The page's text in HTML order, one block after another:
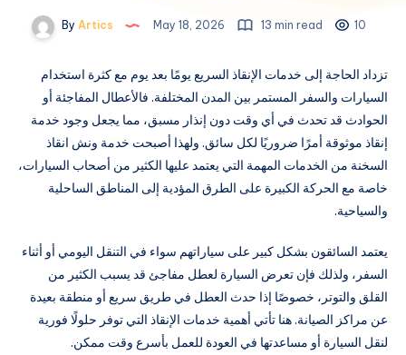
By Artics May 18, 2026 13 min read 10
تزداد الحاجة إلى خدمات الإنقاذ السريع يومًا بعد يوم مع كثرة استخدام
السيارات والسفر المستمر بين المدن المختلفة. فالأعطال المفاجئة أو
الحوادث قد تحدث في أي وقت دون إنذار مسبق، مما يجعل وجود خدمة
إنقاذ موثوقة أمرًا ضروريًا لكل سائق. ولهذا أصبحت خدمة ونش انقاذ
السخنة من الخدمات المهمة التي يعتمد عليها الكثير من أصحاب السيارات،
خاصة مع الحركة الكبيرة على الطرق المؤدية إلى المناطق الساحلية
والسياحية.
يعتمد السائقون بشكل كبير على سياراتهم سواء في التنقل اليومي أو أثناء
السفر، ولذلك فإن تعرض السيارة لعطل مفاجئ قد يسبب الكثير من
القلق والتوتر، خصوصًا إذا حدث العطل في طريق سريع أو منطقة بعيدة
عن مراكز الصيانة. هنا تأتي أهمية خدمات الإنقاذ التي توفر حلولًا فورية
لنقل السيارة أو مساعدتها في العودة للعمل بأسرع وقت ممكن.